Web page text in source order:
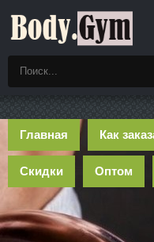
Главная Как
Скидки Оптом